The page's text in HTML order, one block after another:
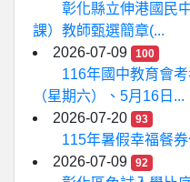
彰化縣立伸港國民
課）教師甄選簡章(...
2026-07-09
100
116年國中教育會
（星期六）、5月16日...
2026-07-20
93
115年暑假幸福餐
2026-07-09
92